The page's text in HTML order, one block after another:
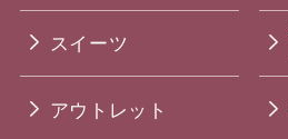
スイーツ
アウトレット